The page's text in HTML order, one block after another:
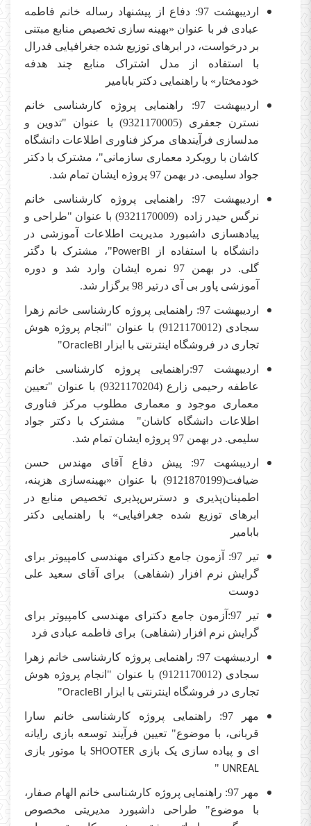
اردیبهشت 97: دفاع از پیشنهاد رساله خانم فاطمه
عبادی فر با عنوان «بهینه سازی تخصیص منابع مبتنی
بر درخواست، در ابرهای توزیع شده جغرافیایی فدرال
با استفاده از مدل اشتراک منابع چند هدفه
خودمختار» با راهنمایی دکتر بابامیر
اردیبهشت 97: راهنمایی پروژه کارشناسی خانم
نسترن جعفری (9321170005) با عنوان "تدوین و
مدلسازی فرآیندهای مرکز فناوری اطلاعات دانشگاه
کاشان با رویکرد معماری سازمانی"، مشترک با دکتر
جواد سلیمی. در بهمن 97 پروژه ایشان تمام شد.
اردیبهشت 97: راهنمایی پروژه کارشناسی خانم
نرگس حیدر زاده (9321170009) با عنوان "طراحی و
پیادهسازی داشبورد مدیریت اطلاعات آموزشی در
دانشگاه با استفاده از
PowerBI"، مشترک با دگتر
گلی. در بهمن 97 نمره ایشان وارد شد و دوره
آموزشی پاور بی آی درتیر 98 برگزار شد.
اردیبهشت 97: راهنمایی پروژه کارشناسی خانم زهرا
سجادی (9121170012) با عنوان "انجام پروژه هوش
تجاری در فروشگاه اینترنتی با ابزار
OracleBI
"
اردیبهشت 97:راهنمایی پروژه کارشناسی خانم
عاطفه رحیمی زارع (9321170204) با عنوان "تعیین
معماری موجود و معماری مطلوب مرکز فناوری
اطلاعات دانشگاه کاشان" مشترک با دکتر جواد
سلیمی. در بهمن 97 پروژه ایشان تمام شد.
اردیبشهت 97: پیش دفاع آقای مهندس حسن
ضیافت(9121870199) با عنوان «بهینه‌سازی هزینه،
اطمینان‌پذیری و دسترس‌پذیری تخصیص منابع در
ابرهای توزیع شده جغرافیایی» با راهنمایی دکتر
بابامیر
تیر 97: آزمون جامع دکترای مهندسی کامپیوتر برای
گرایش نرم افزار (شفاهی) برای آقای سعید علی
دوست
تیر 97:آزمون جامع دکترای مهندسی کامپیوتر برای
گرایش نرم افزار (شفاهی) برای فاطمه عبادی فرد
اردیبشهت 97: راهنمایی پروژه کارشناسی خانم زهرا
سجادی (9121170012) با عنوان "انجام پروژه هوش
تجاری در فروشگاه اینترنتی با ابزار
OracleBI
"
مهر 97: راهنمایی پروژه کارشناسی خانم سارا
قربانی، با موضوع" تعیین فرآیند توسعه بازی رایانه
ای و پیاده سازی یک بازی SHOOTER با موتور بازی
UNREAL
"
مهر 97: راهنمایی پروژه کارشناسی خانم الهام صفار،
با موضوع" طراحی داشبورد مدیریتی مخصوص